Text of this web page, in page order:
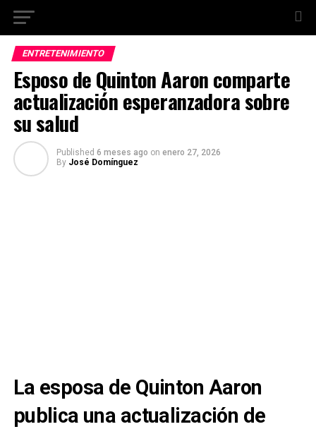
ENTRETENIMIENTO
Esposo de Quinton Aaron comparte
actualización esperanzadora sobre
su salud
Published 6 meses ago on enero 27, 2026
By José Domínguez
La esposa de Quinton Aaron
publica una actualización de